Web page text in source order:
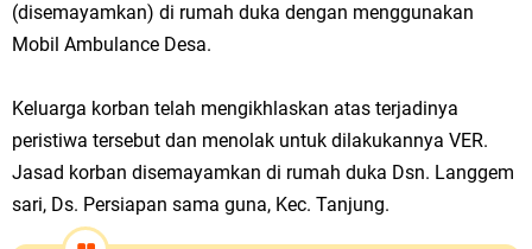
(disemayamkan) di rumah duka dengan menggunakan
Mobil Ambulance Desa.
Keluarga korban telah mengikhlaskan atas terjadinya
peristiwa tersebut dan menolak untuk dilakukannya VER.
Jasad korban disemayamkan di rumah duka Dsn. Langgem
sari, Ds. Persiapan sama guna, Kec. Tanjung.